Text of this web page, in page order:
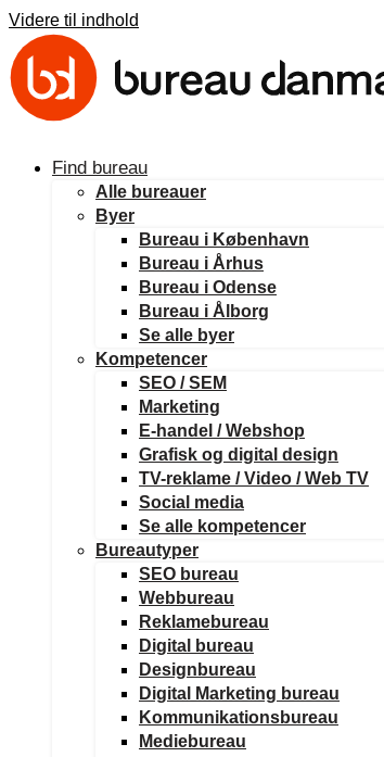
Videre til indhold
Find bureau
Alle bureauer
Byer
Bureau i København
Bureau i Århus
Bureau i Odense
Bureau i Ålborg
Se alle byer
Kompetencer
SEO / SEM
Marketing
E-handel / Webshop
Grafisk og digital design
TV-reklame / Video / Web TV
Social media
Se alle kompetencer
Bureautyper
SEO bureau
Webbureau
Reklamebureau
Digital bureau
Designbureau
Digital Marketing bureau
Kommunikationsbureau
Mediebureau